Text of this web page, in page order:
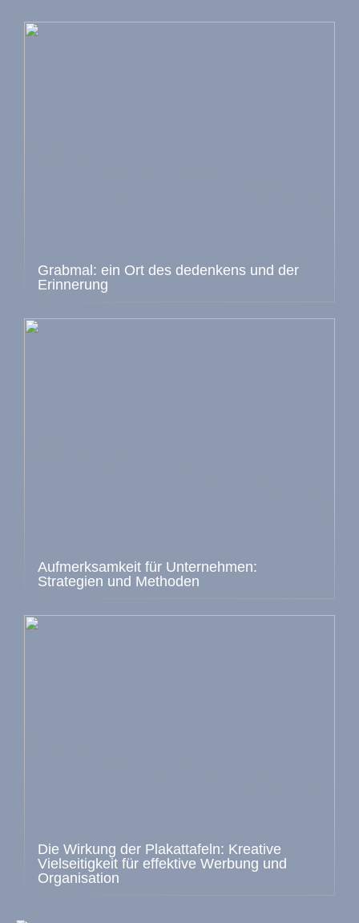
Grabmal: ein Ort des dedenkens und der
Erinnerung
Aufmerksamkeit für Unternehmen:
Strategien und Methoden
Die Wirkung der Plakattafeln: Kreative
Vielseitigkeit für effektive Werbung und
Organisation